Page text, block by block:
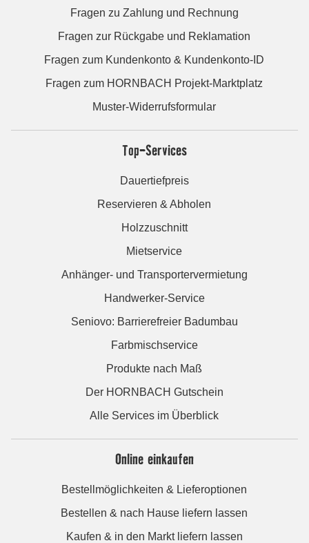
Fragen zu Zahlung und Rechnung
Fragen zur Rückgabe und Reklamation
Fragen zum Kundenkonto & Kundenkonto-ID
Fragen zum HORNBACH Projekt-Marktplatz
Muster-Widerrufsformular
Top-Services
Dauertiefpreis
Reservieren & Abholen
Holzzuschnitt
Mietservice
Anhänger- und Transportervermietung
Handwerker-Service
Seniovo: Barrierefreier Badumbau
Farbmischservice
Produkte nach Maß
Der HORNBACH Gutschein
Alle Services im Überblick
Online einkaufen
Bestellmöglichkeiten & Lieferoptionen
Bestellen & nach Hause liefern lassen
Kaufen & in den Markt liefern lassen